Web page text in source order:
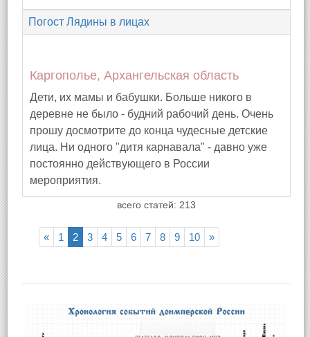
Погост Лядины в лицах
Каргополье, Архангельская область
Дети, их мамы и бабушки. Больше никого в
деревне не было - будний рабочий день. Очень
прошу досмотрите до конца чудесные детские
лица. Ни одного "дитя карнавала" - давно уже
постоянно действующего в России
мероприятия.
всего статей: 213
« 1 2 3 4 5 6 7 8 9 10 »